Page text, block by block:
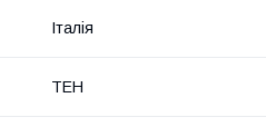
Італія
ТЕН